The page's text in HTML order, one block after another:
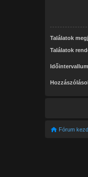
Találatok
Találatok
Fórum